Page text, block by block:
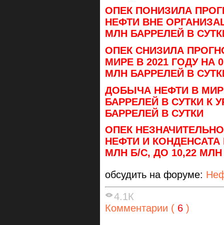
ОПЕК ПОНИЗИЛА
НЕФТИ ВНЕ
МЛН БАРРЕЛЕЙ В
ОПЕК СНИЗИЛА
МИРЕ В 2021 ГОДУ НА
МЛН БАРРЕЛЕЙ В
ДОБЫЧА НЕФТИ В
БАРРЕЛЕЙ В СУТКИ К
БАРРЕЛЕЙ В СУТКИ
ОПЕК
НЕФТИ И КОНДЕНСАТА
МЛН Б/С, ДО 10,22
обсудить на форуме:
4.1К
Комментарии ( 6 )